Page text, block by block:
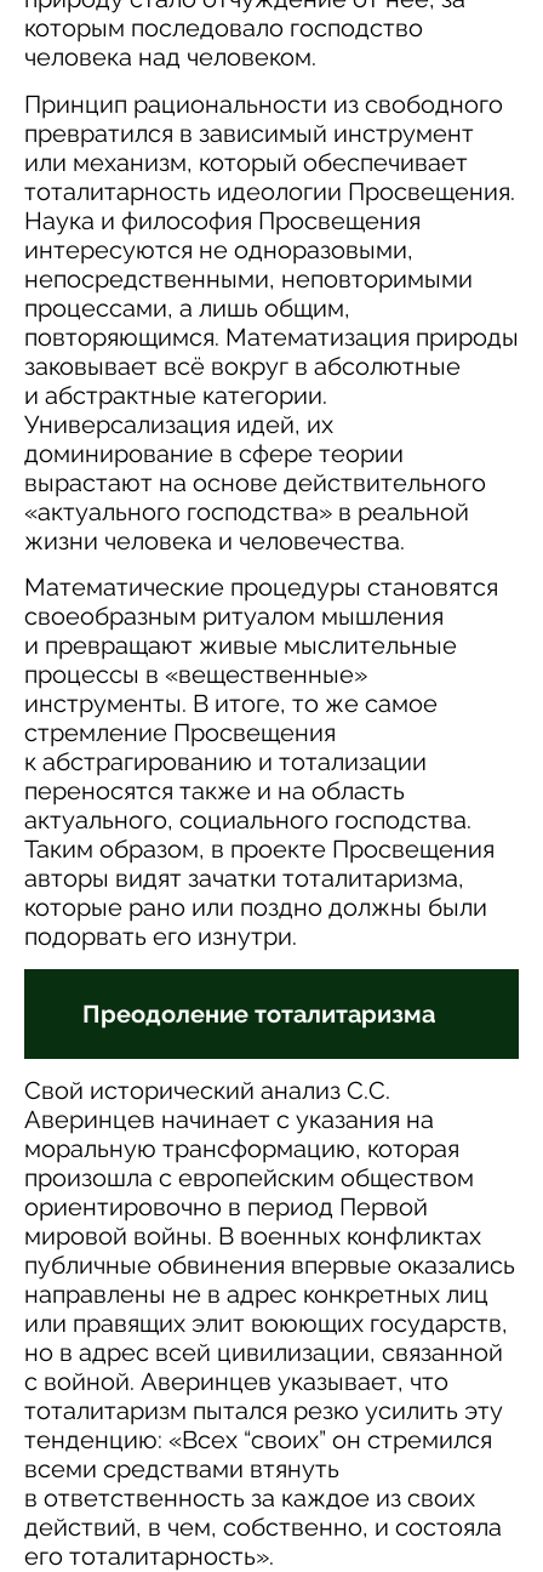
которым последовало господство
человека над человеком.
Принцип рациональности из свободного
превратился в зависимый инструмент
или механизм, который обеспечивает
тоталитарность идеологии Просвещения.
Наука и философия Просвещения
интересуются не одноразовыми,
непосредственными, неповторимыми
процессами, а лишь общим,
повторяющимся. Математизация природы
заковывает всё вокруг в абсолютные
и абстрактные категории.
Универсализация идей, их
доминирование в сфере теории
вырастают на основе действительного
«актуального господства» в реальной
жизни человека и человечества.
Математические процедуры становятся
своеобразным ритуалом мышления
и превращают живые мыслительные
процессы в «вещественные»
инструменты. В итоге, то же самое
стремление Просвещения
к абстрагированию и тотализации
переносятся также и на область
актуального, социального господства.
Таким образом, в проекте Просвещения
авторы видят зачатки тоталитаризма,
которые рано или поздно должны были
подорвать его изнутри.
Преодоление тоталитаризма
Свой исторический анализ С.С.
Аверинцев начинает с указания на
моральную трансформацию, которая
произошла с европейским обществом
ориентировочно в период Первой
мировой войны. В военных конфликтах
публичные обвинения впервые оказались
направлены не в адрес конкретных лиц
или правящих элит воюющих государств,
но в адрес всей цивилизации, связанной
с войной. Аверинцев указывает, что
тоталитаризм пытался резко усилить эту
тенденцию: «Всех “своих” он стремился
всеми средствами втянуть
в ответственность за каждое из своих
действий, в чем, собственно, и состояла
его тоталитарность».